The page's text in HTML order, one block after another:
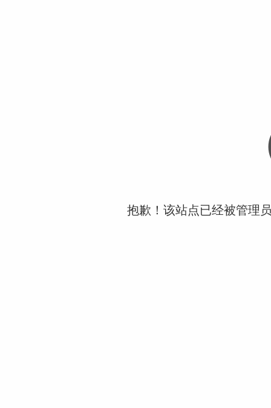
抱歉！该站点已经被管理